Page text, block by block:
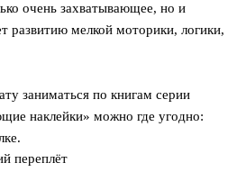
очень захватывающее, но и
развитию мелкой моторики, логики,
заниматься по книгам серии
наклейки» можно где угодно:
переплёт